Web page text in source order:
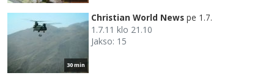
30 min
Christian World News pe 1.7.
1.7.11 klo 21.10
Jakso: 15